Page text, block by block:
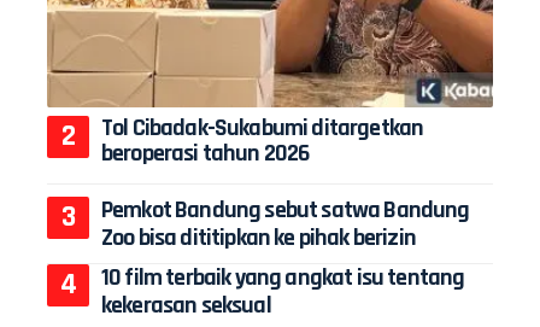
Tol Cibadak-Sukabumi ditargetkan
beroperasi tahun 2026
Pemkot Bandung sebut satwa Bandung
Zoo bisa dititipkan ke pihak berizin
10 film terbaik yang angkat isu tentang
kekerasan seksual